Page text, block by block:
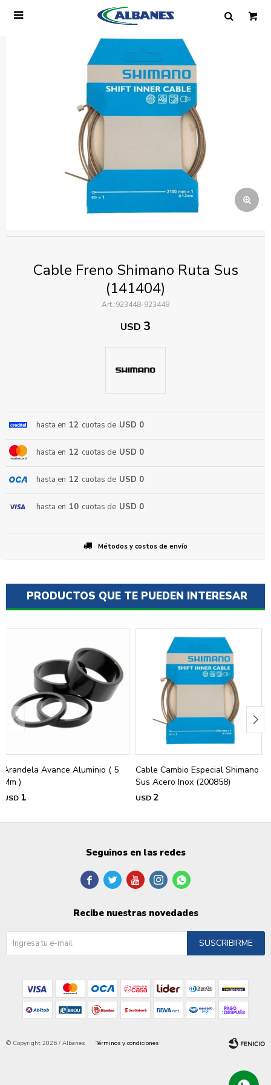

Cable Freno Shimano Ruta Sus
(141404)
923448-923448
USD 3
hasta en 12 cuotas de USD 0
hasta en 12 cuotas de USD 0
hasta en 12 cuotas de USD 0
hasta en 10 cuotas de USD 0
Métodos y costos de envío
PRODUCTOS QUE TE PUEDEN INTERESAR
Arandela Avance Aluminio ( 5
Mm )
USD 1
Cable Cambio Especial Shimano
Sus Acero Inox (200858)
USD 2
Ingresa tus datos y te informaremos cuando
tengamos stock disponible.
Correo electrónico
Seguinos en las redes
    
Recibe nuestras novedades
SUSCRIBIRME
© Copyright 2026 / Albanes Términos y condiciones